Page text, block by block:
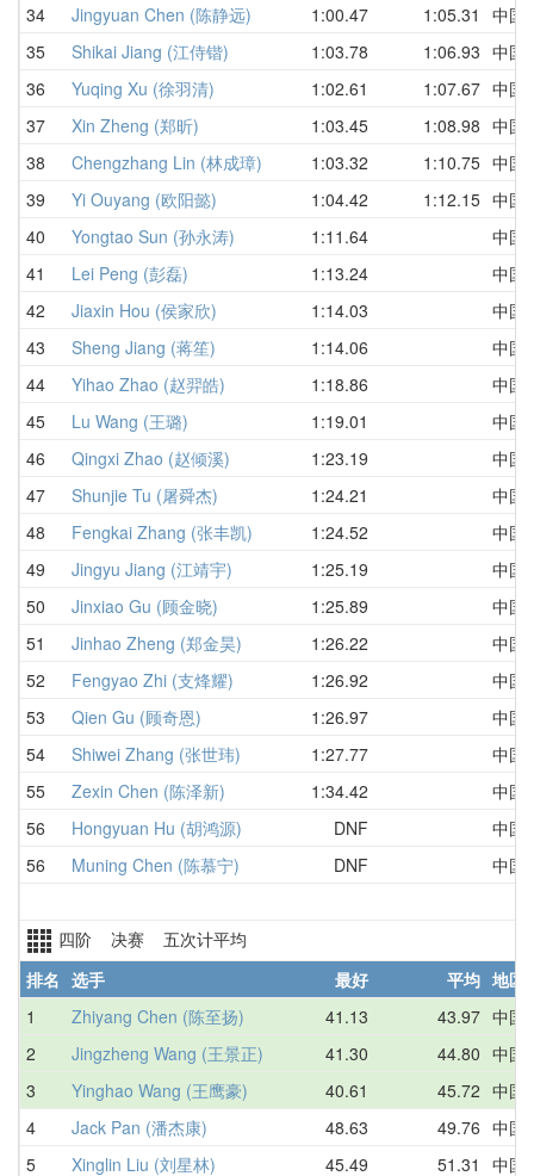
34
Jingyuan Chen (陈静远) 1:00.47 1:05.31
中国
35
Shikai Jiang (江侍锴) 1:03.78 1:06.93 中国
36
Yuqing Xu (徐羽清) 1:02.61 1:07.67 中国
37
Xin Zheng (郑昕) 1:03.45 1:08.98 中国
38
Chengzhang Lin (林成璋) 1:03.32 1:10.75 中国
39
Yi Ouyang (欧阳懿) 1:04.42 1:12.15 中国
40
Yongtao Sun (孙永涛) 1:11.64
中国
41
Lei Peng (彭磊) 1:13.24
中国
42
Jiaxin Hou (侯家欣) 1:14.03
中国
43
Sheng Jiang (蒋笙) 1:14.06
中国
44
Yihao Zhao (赵羿皓) 1:18.86
中国
45
Lu Wang (王璐) 1:19.01
中国
46
Qingxi Zhao (赵倾溪) 1:23.19
中国
47
Shunjie Tu (屠舜杰) 1:24.21
中国
48
Fengkai Zhang (张丰凯) 1:24.52
中国
49
Jingyu Jiang (江靖宇) 1:25.19
中国
50
Jinxiao Gu (顾金晓) 1:25.89
中国
51
Jinhao Zheng (郑金昊) 1:26.22
中国
52
Fengyao Zhi (支烽耀) 1:26.92
中国
53
Qien Gu (顾奇恩) 1:26.97
中国
54
Shiwei Zhang (张世玮) 1:27.77
中国
55
Zexin Chen (陈泽新) 1:34.42
中国
56
Hongyuan Hu (胡鸿源) DNF
中国
56
Muning Chen (陈慕宁) DNF 中国
四阶 决赛 五次计平均
排名 选手 最好 平均 地区
1
Zhiyang Chen (陈至扬) 41.13 43.97 中国
2
Jingzheng Wang (王景正) 41.30 44.80 中国
3
Yinghao Wang (王鹰豪) 40.61 45.72 中国
4
Jack Pan (潘杰康) 48.63 49.76 中国
5
Xinglin Liu (刘星林) 45.49 51.31 中国